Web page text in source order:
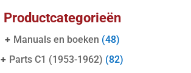
Productcategorieën
+ Manuals en boeken (48)
+ Parts C1 (1953-1962) (82)